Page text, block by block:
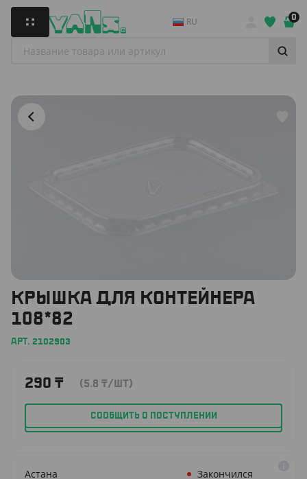
RU 0
КРЫШКА ДЛЯ КОНТЕЙНЕРА
108*82
АРТ. 2102903
290 ₸ (5.8 ₸/ШТ)
СООБЩИТЬ О ПОСТУПЛЕНИИ
Астана
Закончился